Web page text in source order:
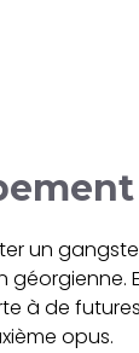
un
à de
opus.